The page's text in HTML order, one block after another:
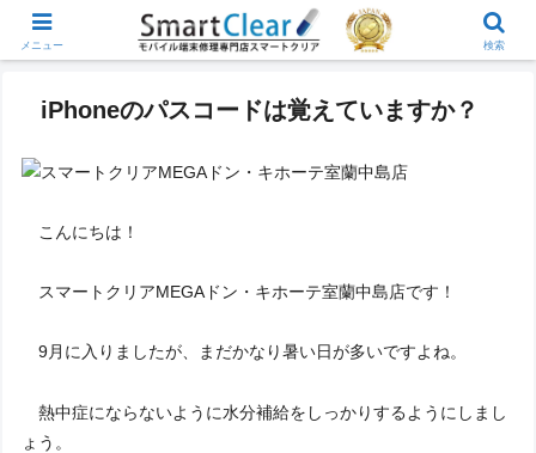
iPhoneのパスコードは覚えていますか？
こんにちは！
スマートクリアMEGAドン・キホーテ室蘭中島店です！
9月に入りましたが、まだかなり暑い日が多いですよね。
熱中症にならないように水分補給をしっかりするようにしまし
ょう。
メニュー 検索